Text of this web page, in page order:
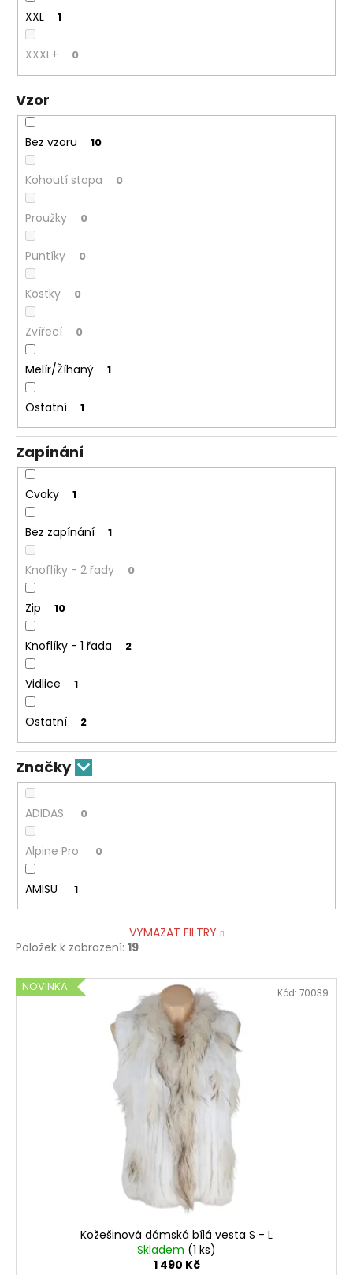
XXL 1
XXXL+ 0
Vzor
Bez vzoru 10
Kohoutí stopa 0
Proužky 0
Puntíky 0
Kostky 0
Zvířecí 0
Melír/Žíhaný 1
Ostatní 1
Zapínání
Cvoky 1
Bez zapínání 1
Knoflíky - 2 řady 0
Zip 10
Knoflíky - 1 řada 2
Vidlice 1
Ostatní 2
Značky
ADIDAS 0
Alpine Pro 0
AMISU 1
VYMAZAT FILTRY
Položek k zobrazení: 19
VNOVINKA
Kožešinová dámská bílá vesta S - L
Skladem (1 ks)
1 490 Kč
Kód: 70039